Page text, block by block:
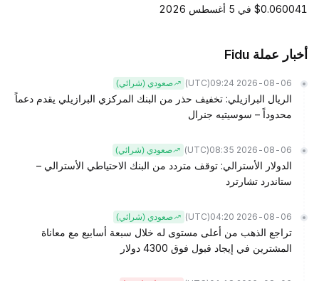
$0.060041 في 5 أغسطس 2026
أخبار عملة Fidu
2026-08-06 09:24
(UTC) صعودي (شرائي)
الريال البرازيلي: تخفيف حذر من البنك المركزي البرازيلي يقدم دعماً
محدوداً – سوسيتيه جنرال
2026-08-06 08:35
(UTC) صعودي (شرائي)
الدولار الأسترالي: توقف متردد من البنك الاحتياطي الأسترالي –
ستاندرد تشارترد
2026-08-06 04:20
(UTC) صعودي (شرائي)
تراجع الذهب من أعلى مستوى له خلال سبعة أسابيع مع معاناة
المشترين في إيجاد قبول فوق 4300 دولار